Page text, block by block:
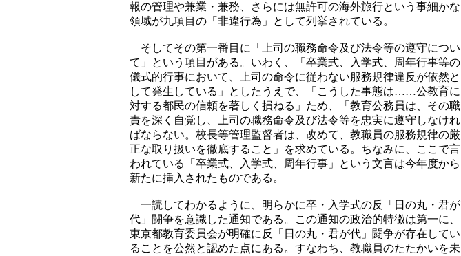
報の管理や兼業・兼務、さらには無許可の海外旅行という事細かな
領域が九項目の「非違行為」として列挙されている。
そしてその第一番目に「上司の職務命令及び法令等の遵守につい
て」という項目がある。いわく、「卒業式、入学式、周年行事等の
儀式的行事において、上司の命令に従わない服務規律違反が依然と
して発生している」としたうえで、「こうした事態は……公教育に
対する都民の信頼を著しく損ねる」ため、「教育公務員は、その職
責を深く自覚し、上司の職務命令及び法令等を忠実に遵守しなけれ
ばならない。校長等管理監督者は、改めて、教職員の服務規律の厳
正な取り扱いを徹底すること」を求めている。ちなみに、ここで言
われている「卒業式、入学式、周年行事」という文言は今年度から
新たに挿入されたものである。
一読してわかるように、明らかに卒・入学式の反「日の丸・君が
代」闘争を意識した通知である。この通知の政治的特徴は第一に、
東京都教育委員会が明確に反「日の丸・君が代」闘争が存在してい
ることを公然と認めた点にある。すなわち、教職員のたたかいを未